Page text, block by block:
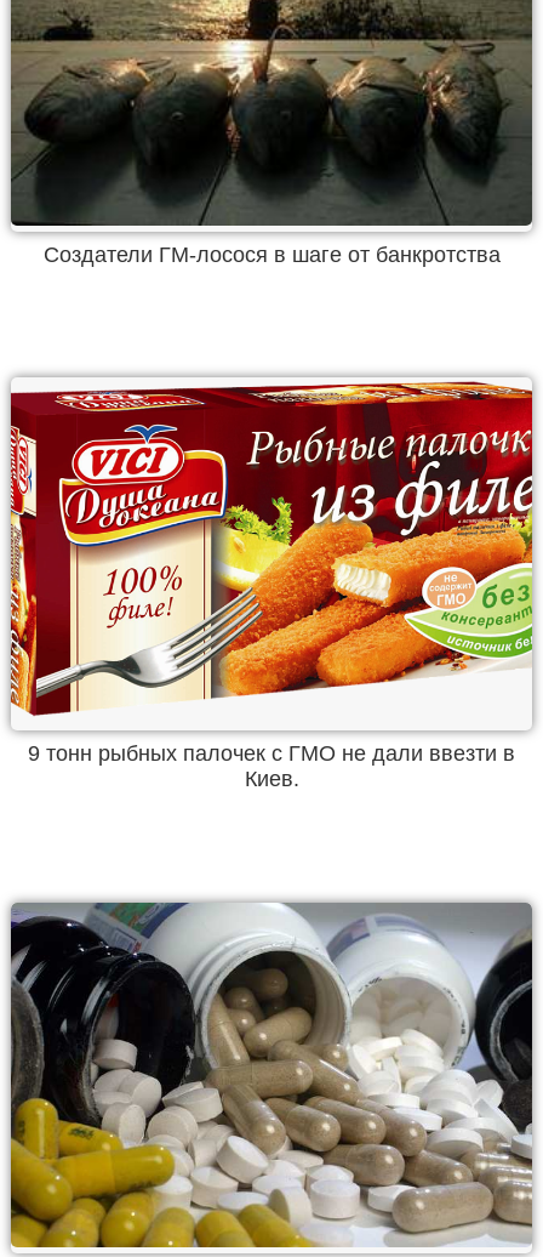
Создатели ГМ-лосося в шаге от банкротства
9 тонн рыбных палочек с ГМО не дали ввезти в
Киев.